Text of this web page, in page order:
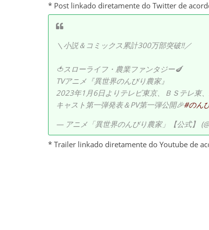
* Post linkado diretamente do Twitter de
＼小説＆コミックス累計300万部突破‼／
🍅スローライフ・農業ファンタジー🍆
TVアニメ『異世界のんびり農家』
2023年1月6日よりテレビ東京、ＢＳテレ東
キャスト第一弾発表＆PV第一弾公開🎉#のん
— アニメ「異世界のんびり農家」【公式】
* Trailer linkado diretamente do Youtube de